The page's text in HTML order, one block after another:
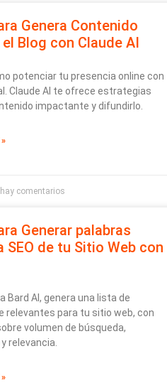
Genera Contenido
Blog con Claude AI
potenciar tu presencia online con
Claude AI te ofrece estrategias
impactante y difundirlo.
comentarios
Generar palabras
SEO de tu Sitio Web con
Bard AI, genera una lista de
relevantes para tu sitio web, con
volumen de búsqueda,
relevancia.